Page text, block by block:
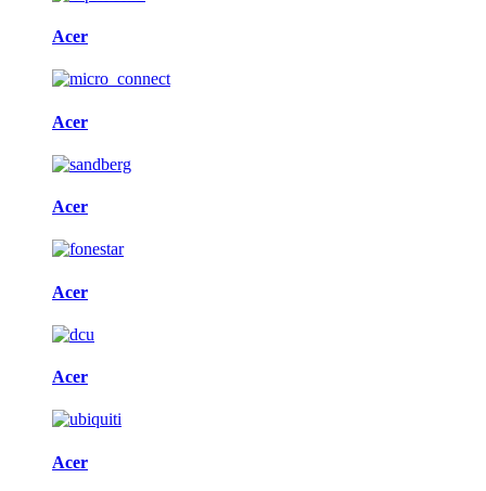
Acer
Acer
Acer
Acer
Acer
Acer